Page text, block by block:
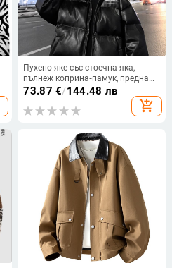
Пухено яке със стоечна яка,
пълнеж коприна‑памук, предна
ципа, свободна кройка, усилено
затопляне, PU кожени акценти
73.87 €/144.48 лв
add_shopping_cart